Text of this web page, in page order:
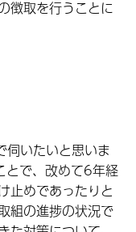
徴取を行うことに
いたいと思いま
とで、改めて6年経
止めであったりと
組の進捗の状況で